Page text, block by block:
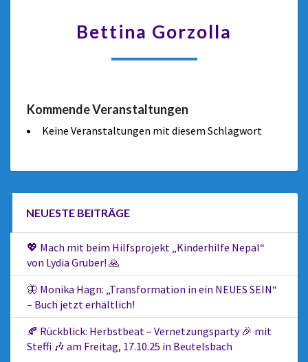
Bettina Gorzolla
Kommende Veranstaltungen
Keine Veranstaltungen mit diesem Schlagwort
NEUESTE BEITRÄGE
💖 Mach mit beim Hilfsprojekt „Kinderhilfe Nepal“
von Lydia Gruber! 🙏
🦋 Monika Hagn: „Transformation in ein NEUES SEIN“
– Buch jetzt erhältlich!
🍂 Rückblick: Herbstbeat – Vernetzungsparty 🎉 mit
Steffi 🎶 am Freitag, 17.10.25 in Beutelsbach